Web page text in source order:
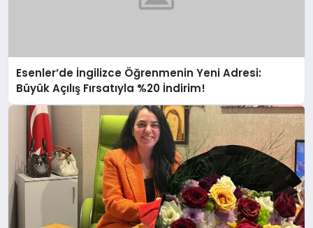
Esenler’de İngilizce Öğrenmenin Yeni Adresi:
Büyük Açılış Fırsatıyla %20 İndirim!